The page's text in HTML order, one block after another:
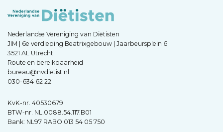
Nederlandse Vereniging van Diëtisten
JIM | 6e verdieping Beatrixgebouw | Jaarbeursplein 6
3521 AL Utrecht
Route en bereikbaarheid
bureau@nvdietist.nl
030-634 62 22
KvK-nr. 40530679
BTW-nr. NL.0088.54.117.B01
Bank: NL97 RABO 013 54 05 750